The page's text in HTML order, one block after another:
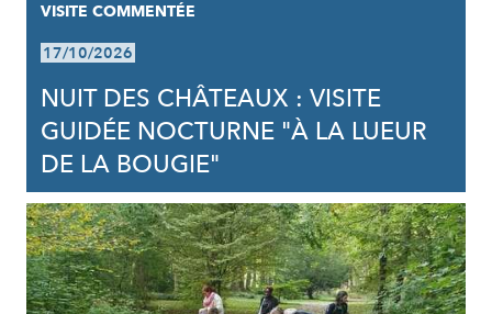
VISITE COMMENTÉE
17/10/2026
NUIT DES CHÂTEAUX : VISITE
GUIDÉE NOCTURNE "À LA LUEUR
DE LA BOUGIE"